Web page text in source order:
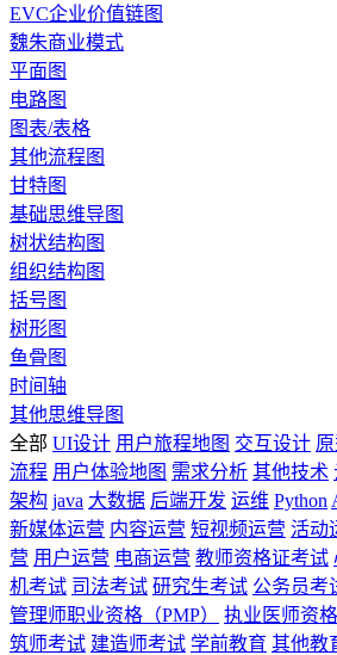
EVC企业价值链图
魏朱商业模式
平面图
电路图
图表/表格
其他流程图
甘特图
基础思维导图
树状结构图
组织结构图
括号图
树形图
鱼骨图
时间轴
其他思维导图
全部 UI设计 用户旅程地图 交互设计
流程 用户体验地图 需求分析 其他技术
架构 java 大数据 后端开发 运维 Python
新媒体运营 内容运营 短视频运营 活动
营 用户运营 电商运营 教师资格证考试
机考试 司法考试 研究生考试 公务员考
管理师职业资格（PMP）
执业医师资
筑师考试 建造师考试 学前教育 其他教